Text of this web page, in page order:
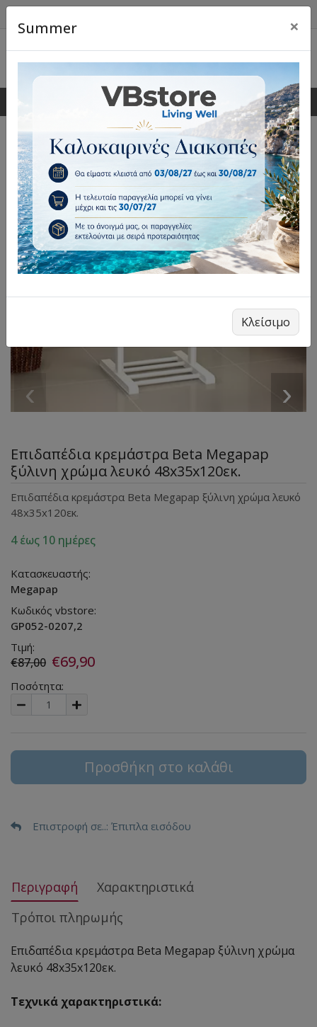
0 0
‹ ›
Επιδαπέδια κρεμάστρα Beta Megapap
ξύλινη χρώμα λευκό 48x35x120εκ.
Επιδαπέδια κρεμάστρα Beta Megapap ξύλινη χρώμα λευκό
48x35x120εκ.
4 έως 10 ημέρες
Κατασκευαστής:
Megapap
Κωδικός vbstore:
GP052-0207,2
Τιμή:
€87,00 €69,90
Ποσότητα:
Προσθήκη στο καλάθι
Επιστροφή σε..: Έπιπλα εισόδου
Περιγραφή
Χαρακτηριστικά
Τρόποι πληρωμής
Επιδαπέδια κρεμάστρα Beta Megapap ξύλινη χρώμα
λευκό 48x35x120εκ.
Τεχνικά χαρακτηριστικά:
Summer ×
Κλείσιμο